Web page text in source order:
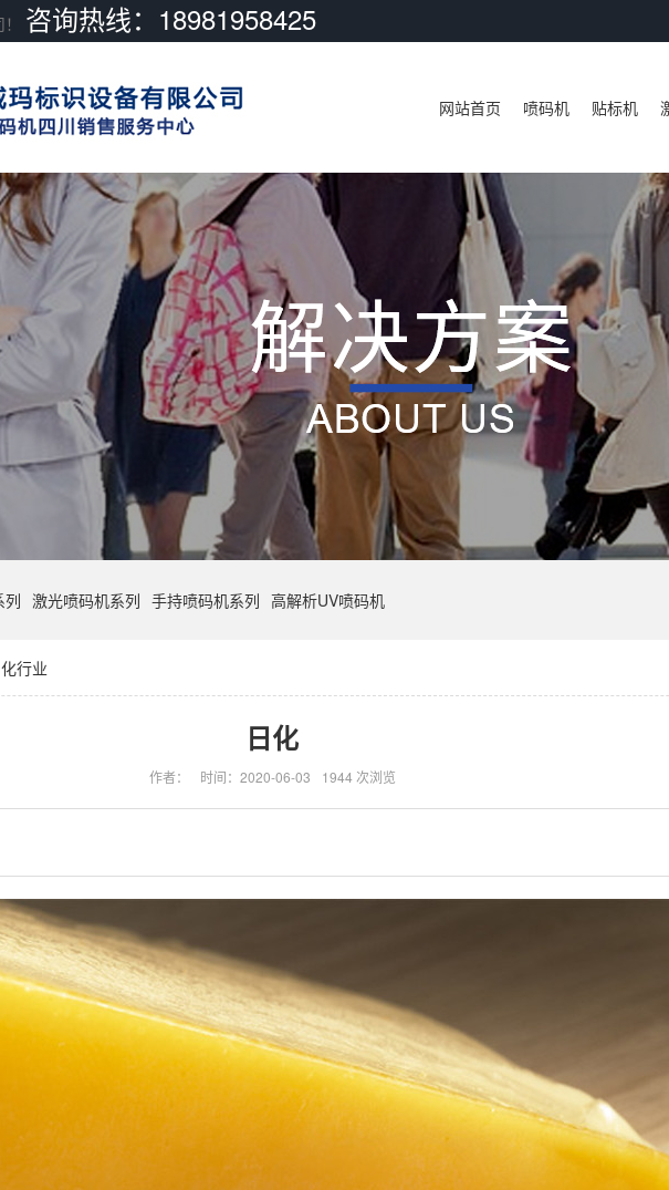
咨询热线：18981958425
网站首页 喷码机 贴标机
列 激光喷码机系列 手持喷码机系列 高解析UV喷码机
行业
日化
作者： 时间：2020-06-03 1944 次浏览